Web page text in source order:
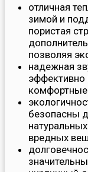
отличная
зимой и
пористая
позволяя
надежная
эффективно
комфортные
безопасны
вредных